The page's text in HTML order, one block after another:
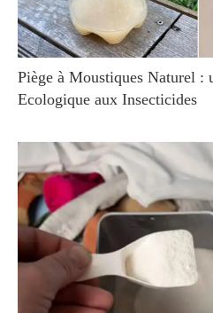
Piège à Moustiques Naturel :
Ecologique aux Insecticides